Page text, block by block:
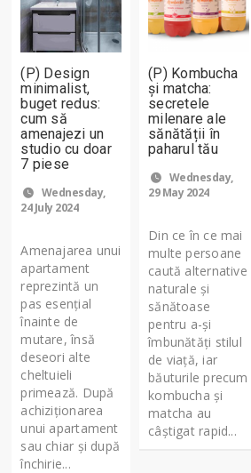
(P) Design
minimalist,
buget redus:
cum să
amenajezi un
studio cu doar
7 piese
Wednesday,
24 July 2024
Amenajarea unui
apartament
reprezintă un
pas esenţial
înainte de
mutare, însă
deseori alte
cheltuieli
primează. După
achiziţionarea
unui apartament
sau chiar şi după
închirie...
(P) Kombucha
și matcha:
secretele
milenare ale
sănătății în
paharul tău
Wednesday,
29 May 2024
Din ce în ce mai
multe persoane
caută alternative
naturale și
sănătoase
pentru a-și
îmbunătăți stilul
de viață, iar
băuturile precum
kombucha și
matcha au
câștigat rapid...